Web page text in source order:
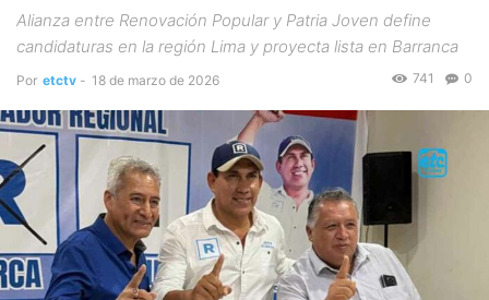
Alianza entre Renovación Popular y Patria Joven define
candidaturas en la región Lima y proyecta lista en Barranca
Por etctv - 18 de marzo de 2026 0
741